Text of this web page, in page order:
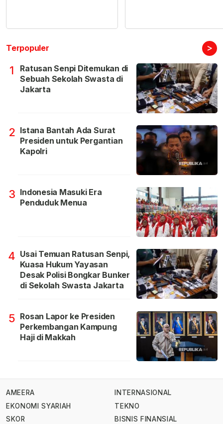
Terpopuler >
1
Ratusan Senpi Ditemukan di
Sebuah Sekolah Swasta di
Jakarta
2 Istana Bantah Ada Surat
Presiden untuk Pergantian
Kapolri
3 Indonesia Masuki Era
Penduduk Menua
4 Usai Temuan Ratusan Senpi,
Kuasa Hukum Yayasan
Desak Polisi Bongkar Bunker
di Sekolah Swasta Jakarta
5 Rosan Lapor ke Presiden
Perkembangan Kampung
Haji di Makkah
AMEERA
EKONOMI SYARIAH
SKOR
INTERNASIONAL
TEKNO
BISNIS FINANSIAL